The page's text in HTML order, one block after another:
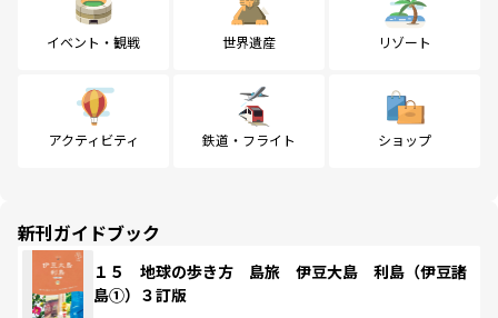
イベント・観戦 世界遺産 リゾート
アクティビティ 鉄道・フライト ショップ
新刊ガイドブック
１５ 地球の歩き方 島旅 伊豆大島 利島（伊豆諸
島①）３訂版